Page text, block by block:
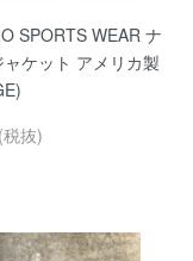
SPORTS WEAR ナ
ャケット アメリカ製
抜)